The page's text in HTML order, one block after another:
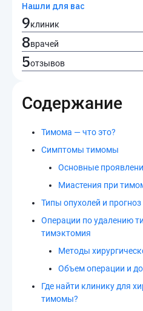
Нашли для вас
9клиник
8врачей
5отзывов
Содержание
Тимома — что это?
Симптомы тимомы
Основные
Миастения при
Типы опухолей и прогноз
Операции по удалению
тимэктомия
Методы
Объем операции и
Где найти клинику для
тимомы?